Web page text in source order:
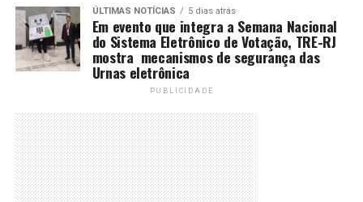
ÚLTIMAS NOTÍCIAS 5 dias atrás
Em evento que integra a Semana Nacional
do Sistema Eletrônico de Votação, TRE-RJ
mostra mecanismos de segurança das
Urnas eletrônica
PUBLICIDADE